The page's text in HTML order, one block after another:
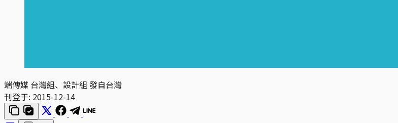
端傳媒 台灣組、設計組 發自台灣
刊登于: 2015-12-14